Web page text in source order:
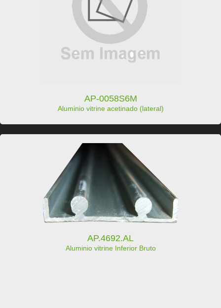
AP-0058S6M
Aluminio vitrine acetinado (lateral)
AP.4692.AL
Aluminio vitrine Inferior Bruto